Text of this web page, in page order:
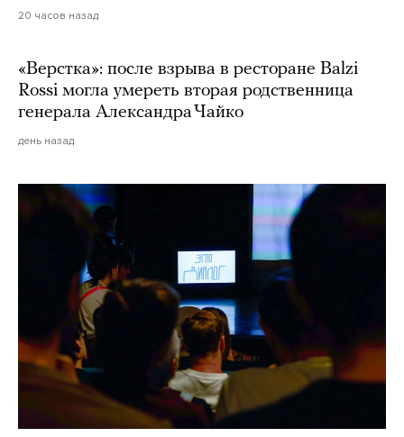
20 часов назад
«Верстка»: после взрыва в ресторане Balzi
Rossi могла умереть вторая родственница
генерала Александра Чайко
день назад